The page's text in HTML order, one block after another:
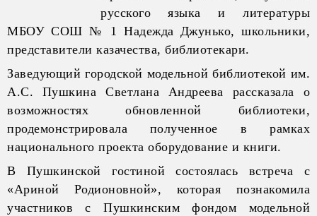
русского языка и литературы
МБОУ СОШ № 1 Надежда Джунько, школьники,
представители казачества, библиотекари.
Заведующий городской модельной библиотекой им.
А.С. Пушкина Светлана Андреева рассказала о
возможностях обновленной библиотеки,
продемонстрировала полученное в рамках
национального проекта оборудование и книги.
В Пушкинской гостиной состоялась встреча с
«Ариной Родионовной», которая познакомила
участников с Пушкинским фондом модельной